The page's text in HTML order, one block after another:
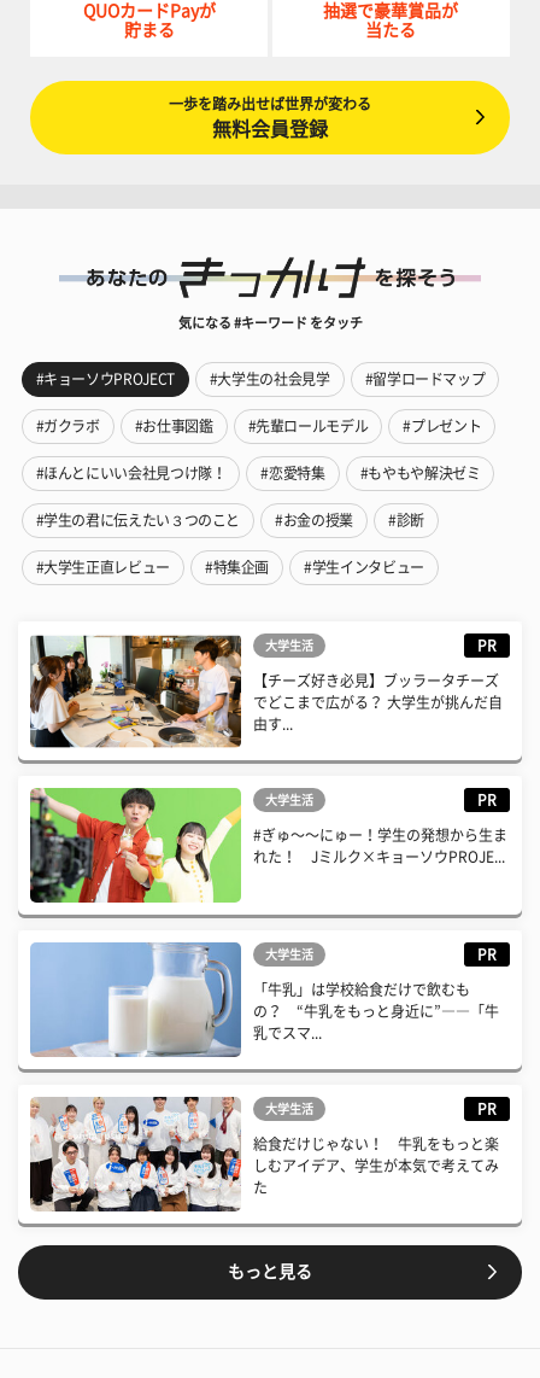
QUOカードPayが
貯まる
抽選で豪華賞品が
当たる
一歩を踏み出せば世界が変わる
無料会員登録
気になる #キーワード をタッチ
#キョーソウPROJECT #大学生の社会見学 #留学ロードマップ
#ガクラボ #お仕事図鑑 #先輩ロールモデル #プレゼント
#ほんとにいい会社見つけ隊！ #恋愛特集 #もやもや解決ゼミ
#学生の君に伝えたい３つのこと #お金の授業 #診断
#大学生正直レビュー #特集企画 #学生インタビュー
大学生活 PR
【チーズ好き必見】ブッラータチーズ
でどこまで広がる？ 大学生が挑んだ自
由す...
大学生活 PR
#ぎゅ〜〜にゅー！学生の発想から生ま
れた！ Jミルク×キョーソウPROJE...
大学生活 PR
「牛乳」は学校給食だけで飲むも
の？ “牛乳をもっと身近に”――「牛
乳でスマ...
大学生活 PR
給食だけじゃない！ 牛乳をもっと楽
しむアイデア、学生が本気で考えてみ
た
もっと見る